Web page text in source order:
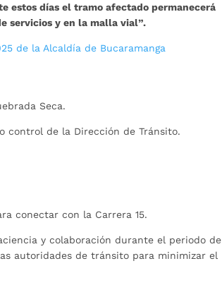
estos días el tramo afectado permanecerá
servicios y en la malla vial”.
de la Alcaldía de Bucaramanga
Seca.
control de la Dirección de Tránsito.
conectar con la Carrera 15.
y colaboración durante el periodo de
autoridades de tránsito para minimizar el